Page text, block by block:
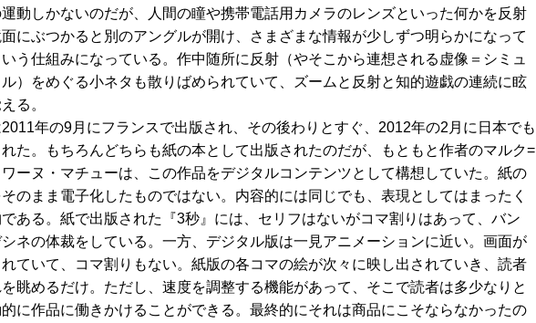
動しかないのだが、人間の瞳や携帯電話用カメラのレンズといった何かを反射
にぶつかると別のアングルが開け、さまざまな情報が少しずつ明らかになって
う仕組みになっている。作中随所に反射（やそこから連想される虚像＝シミュ
）をめぐる小ネタも散りばめられていて、ズームと反射と知的遊戯の連続に眩
る。
年の9月にフランスで出版され、その後わりとすぐ、2012年の2月に日本でも
た。もちろんどちらも紙の本として出版されたのだが、もともと作者のマルク=
ーヌ・マチューは、この作品をデジタルコンテンツとして構想していた。紙の
のまま電子化したものではない。内容的には同じでも、表現としてはまったく
ある。紙で出版された『3秒』には、セリフはないがコマ割りはあって、バン
シネの体裁をしている。一方、デジタル版は一見アニメーションに近い。画面が
れていて、コマ割りもない。紙版の各コマの絵が次々に映し出されていき、読者
眺めるだけ。ただし、速度を調整する機能があって、そこで読者は多少なりと
的に作品に働きかけることができる。最終的にそれは商品にこそならなかったの